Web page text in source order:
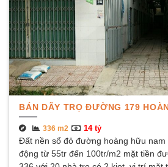
BÁN DÃY TRỌ ĐƯỜNG 179
336 m2
14 tỷ
Đất nền sổ đỏ đường hoàng hữu nam
động từ 55tr đến 100tr/m2 mặt tiền